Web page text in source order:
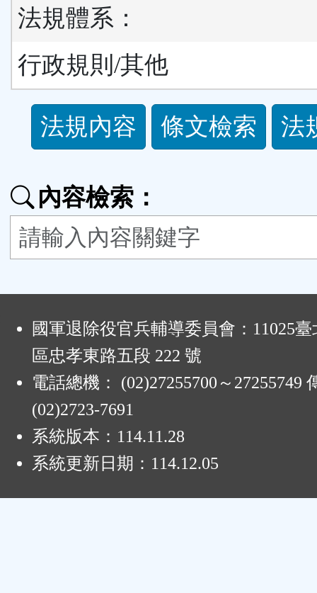
法規體系：
行政規則/其他
規
功
能
按
鈕
區
法規內容 條文檢索 法
內容檢索：
國軍退除役官兵輔導委員會：11025
區忠孝東路五段 222 號
電話總機： (02)27255700～27255749
(02)2723-7691
系統版本： 114.11.28
系統更新日期： 114.12.05